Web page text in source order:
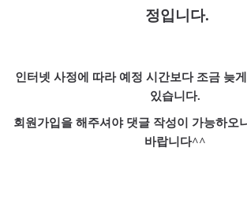
정입니다.
인터넷 사정에 따라 예정 시간보다 조금 늦
있습니다.
회원가입을 해주셔야 댓글 작성이 가능하오
바랍니다^^